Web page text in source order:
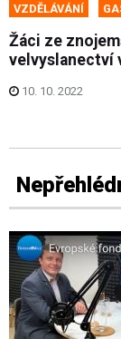
VZDĚLÁVÁNÍ
Žáci ze
velvyslanectví
10. 10. 2022